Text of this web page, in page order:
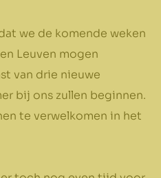
we de komende weken
Leuven mogen
van drie nieuwe
bij ons zullen beginnen.
te verwelkomen in het